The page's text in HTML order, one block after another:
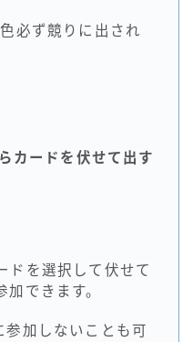
必ず競りに出され
カードを伏せて出す
ドを選択して伏せて
できます。
加しないことも可